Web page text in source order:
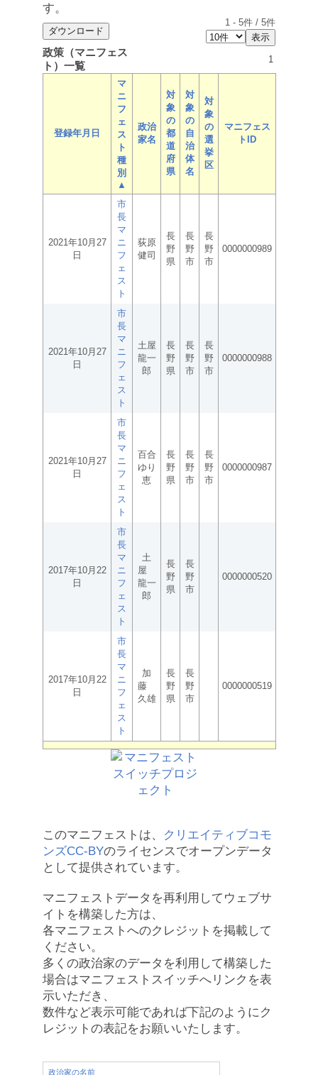
す。
1 - 5件 / 5件
政策（マニフェス
ト）一覧
1
登録年月日
マ
ニ
フ
ェ
ス
ト
種
別
▲
政治
家名
対
象
の
都
道
府
県
対
象
の
自
治
体
名
対
象
の
選
挙
区
マニフェス
トID
2021年10月27
日
市
長
マ
ニ
フ
ェ
ス
ト
荻原
健司
長
野
県
長
野
市
長
野
市
0000000989
2021年10月27
日
市
長
マ
ニ
フ
ェ
ス
ト
土屋
龍一
郎
長
野
県
長
野
市
長
野
市
0000000988
2021年10月27
日
市
長
マ
ニ
フ
ェ
ス
ト
百合
ゆり
恵
長
野
県
長
野
市
長
野
市
0000000987
2017年10月22
日
市
長
マ
ニ
フ
ェ
ス
ト
土
屋
龍一
郎
長
野
県
長
野
市
0000000520
2017年10月22
日
市
長
マ
ニ
フ
ェ
ス
ト
加
藤
久雄
長
野
県
長
野
市
0000000519
このマニフェストは、
クリエイティブコモ
ンズCC-BYのライセンスでオープンデータ
として提供されています。
マニフェストデータを再利用してウェブサ
イトを構築した方は、
各マニフェストへのクレジットを掲載して
ください。
多くの政治家のデータを利用して構築した
場合はマニフェストスイッチへリンクを表
示いただき、
数件など表示可能であれば下記のようにク
レジットの表記をお願いいたします。
政治家の名前